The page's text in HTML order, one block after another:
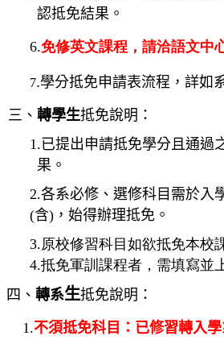
認抵免結果。
6.免修英文課程，請洽語文中
7.學分抵免申請表流程，詳如
三、 轉學生抵免說明：
1.已提出申請抵免學分且通過
果。
2.各系必修、選修科目需於入
(含)，始得辦理抵免。
3.原校修習科目如欲抵免本校
4.抵免軍訓課程者，需填寫並
四、 轉系生抵免說明：
1.不須抵免科目：已修習轉入